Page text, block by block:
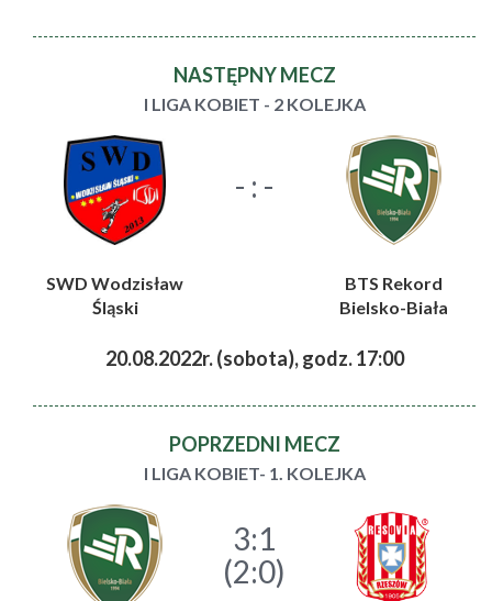
NASTĘPNY MECZ
I LIGA KOBIET - 2 KOLEJKA
- : -
SWD Wodzisław
Śląski
BTS Rekord
Bielsko-Biała
20.08.2022r. (sobota), godz. 17:00
POPRZEDNI MECZ
I LIGA KOBIET- 1. KOLEJKA
3:1
(2:0)